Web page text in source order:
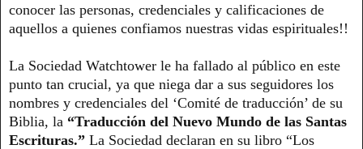
conocer las personas, credenciales y calificaciones de
aquellos a quienes confiamos nuestras vidas espirituales!!
La Sociedad Watchtower le ha fallado al público en este
punto tan crucial, ya que niega dar a sus seguidores los
nombres y credenciales del ‘Comité de traducción’ de su
Biblia, la “Traducción del Nuevo Mundo de las Santas
Escrituras.” La Sociedad declaran en su libro “Los